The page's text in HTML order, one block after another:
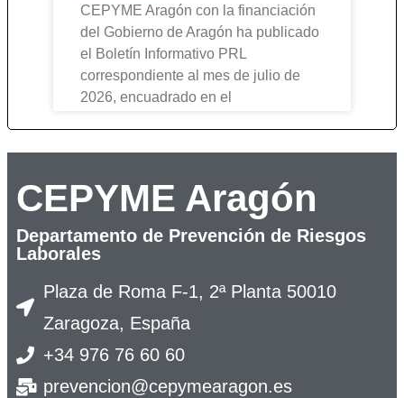
CEPYME Aragón con la financiación
del Gobierno de Aragón ha publicado
el Boletín Informativo PRL
correspondiente al mes de julio de
2026, encuadrado en el
CEPYME Aragón
Departamento de Prevención de Riesgos
Laborales
Plaza de Roma F-1, 2ª Planta 50010
Zaragoza, España
+34 976 76 60 60
prevencion@cepymearagon.es